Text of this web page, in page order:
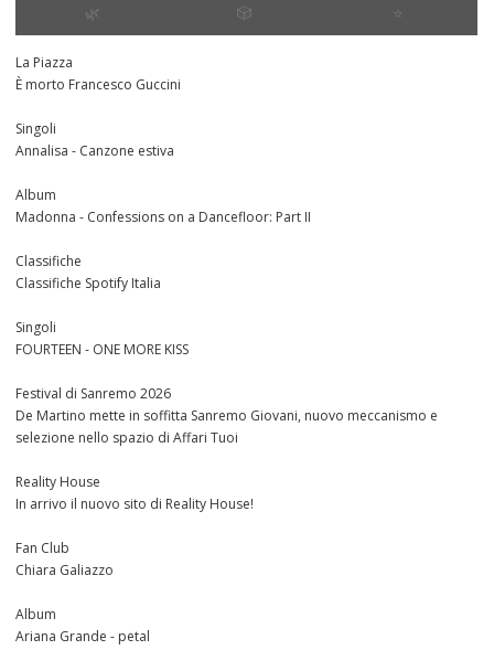
🌿 🎲 ⭐️
La Piazza
È morto Francesco Guccini
Singoli
Annalisa - Canzone estiva
Album
Madonna - Confessions on a Dancefloor: Part II
Classifiche
Classifiche Spotify Italia
Singoli
FOURTEEN - ONE MORE KISS
Festival di Sanremo 2026
De Martino mette in soffitta Sanremo Giovani, nuovo meccanismo e
selezione nello spazio di Affari Tuoi
Reality House
In arrivo il nuovo sito di Reality House!
Fan Club
Chiara Galiazzo
Album
Ariana Grande - petal